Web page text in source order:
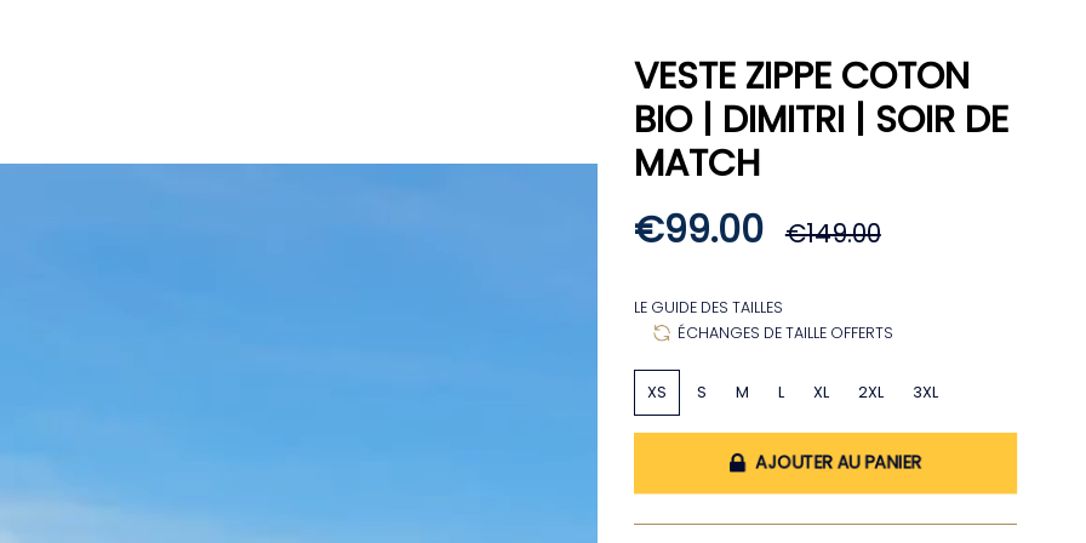
VESTE ZIPPE COTON
BIO | DIMITRI | SOIR DE
MATCH
€99.00
Prix
€149.00
LE GUIDE DES TAILLES
ÉCHANGES DE TAILLE OFFERTS
XS S M L XL 2XL 3XL
AJOUTER AU PANIER